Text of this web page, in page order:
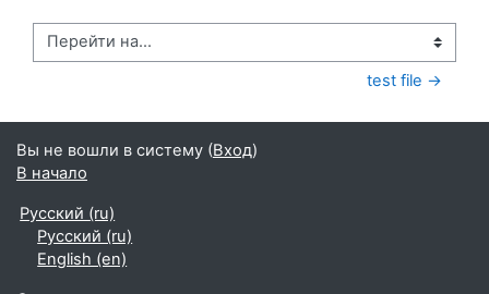
Перейти на...
test file →
Вы не вошли в систему (Вход)
В начало
Русский ‎(ru)‎
Русский ‎(ru)‎
English ‎(en)‎